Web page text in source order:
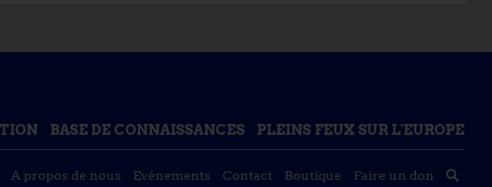
BASE DE CONNAISSANCES PLEINS FEUX SUR L'EUROPE
A propos de nous Evénements Contact Boutique Faire un don